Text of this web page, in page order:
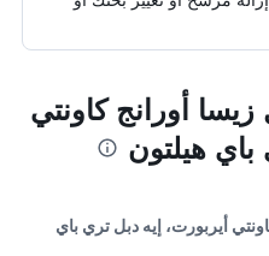
أورانج كاونتي
هيلتون
أيربورت، إيه دبل تري باي